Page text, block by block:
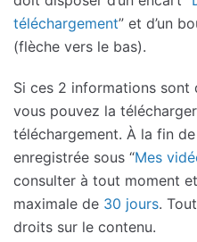
téléchargement” et d’un
(flèche vers le bas).
Si ces 2 informations sont
vous pouvez la
téléchargement. À la fin
enregistrée sous “Mes
consulter à tout moment
maximale de 30 jours.
droits sur le contenu.